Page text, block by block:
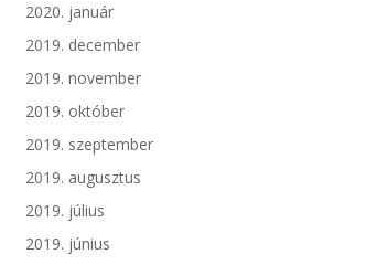
2020. január
2019. december
2019. november
2019. október
2019. szeptember
2019. augusztus
2019. július
2019. június